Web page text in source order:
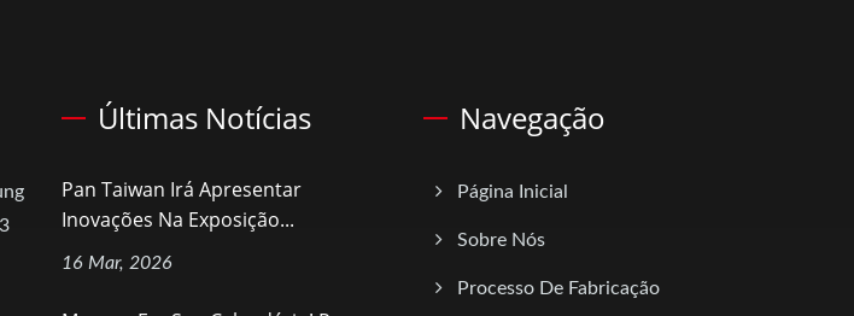
Últimas Notícias
Pan Taiwan Irá Apresentar
Inovações Na Exposição...
16 Mar, 2026
Navegação
Página Inicial
Sobre Nós
Processo De Fabricação